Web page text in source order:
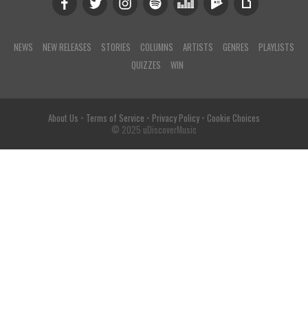
NEWS NEW RELEASES STORIES COLUMNS ARTISTS GENRES
PLAYLISTS
QUIZZES
WIN
About Us • Terms of Service • Privacy Policy• Cookie Choices
© 2025 uDiscoverMusic